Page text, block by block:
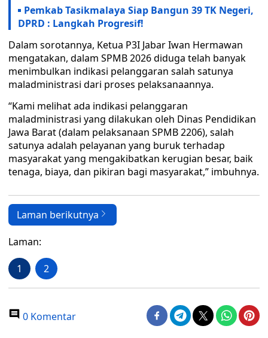
Pemkab Tasikmalaya Siap Bangun 39 TK Negeri,
DPRD : Langkah Progresif!
Dalam sorotannya, Ketua P3I Jabar Iwan Hermawan
mengatakan, dalam SPMB 2026 diduga telah banyak
menimbulkan indikasi pelanggaran salah satunya
maladministrasi dari proses pelaksanaannya.
“Kami melihat ada indikasi pelanggaran
maladministrasi yang dilakukan oleh Dinas Pendidikan
Jawa Barat (dalam pelaksanaan SPMB 2206), salah
satunya adalah pelayanan yang buruk terhadap
masyarakat yang mengakibatkan kerugian besar, baik
tenaga, biaya, dan pikiran bagi masyarakat,” imbuhnya.
Laman berikutnya
Laman:
1 2
0 Komentar